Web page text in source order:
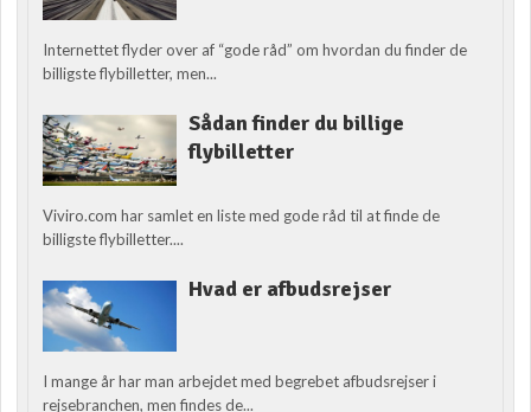
Internettet flyder over af “gode råd” om hvordan du finder de
billigste flybilletter, men...
Sådan finder du billige
flybilletter
Viviro.com har samlet en liste med gode råd til at finde de
billigste flybilletter....
Hvad er afbudsrejser
I mange år har man arbejdet med begrebet afbudsrejser i
rejsebranchen, men findes de...